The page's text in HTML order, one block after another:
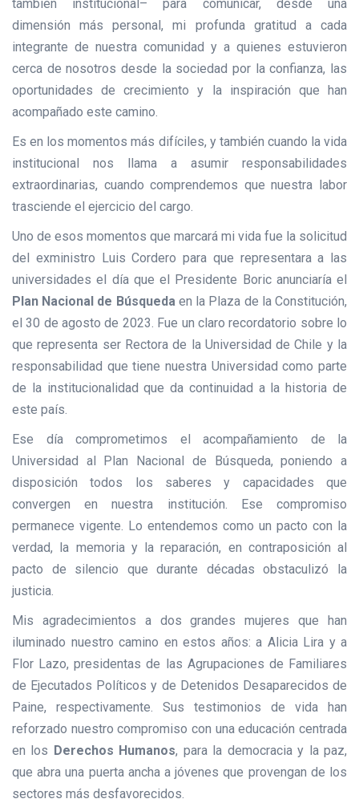
también institucional– para comunicar, desde una
dimensión más personal, mi profunda gratitud a cada
integrante de nuestra comunidad y a quienes estuvieron
cerca de nosotros desde la sociedad por la confianza, las
oportunidades de crecimiento y la inspiración que han
acompañado este camino.
Es en los momentos más difíciles, y también cuando la vida
institucional nos llama a asumir responsabilidades
extraordinarias, cuando comprendemos que nuestra labor
trasciende el ejercicio del cargo.
Uno de esos momentos que marcará mi vida fue la solicitud
del exministro Luis Cordero para que representara a las
universidades el día que el Presidente Boric anunciaría el
Plan Nacional de Búsquedaen la Plaza de la Constitución,
el 30 de agosto de 2023. Fue un claro recordatorio sobre lo
que representa ser Rectora de la Universidad de Chile y la
responsabilidad que tiene nuestra Universidad como parte
de la institucionalidad que da continuidad a la historia de
este país.
Ese día comprometimos el acompañamiento de la
Universidad al Plan Nacional de Búsqueda, poniendo a
disposición todos los saberes y capacidades que
convergen en nuestra institución. Ese compromiso
permanece vigente. Lo entendemos como un pacto con la
verdad, la memoria y la reparación, en contraposición al
pacto de silencio que durante décadas obstaculizó la
justicia.
Mis agradecimientos a dos grandes mujeres que han
iluminado nuestro camino en estos años: a Alicia Lira y a
Flor Lazo, presidentas de las Agrupaciones de Familiares
de Ejecutados Políticos y de Detenidos Desaparecidos de
Paine, respectivamente. Sus testimonios de vida han
reforzado nuestro compromiso con una educación centrada
en los Derechos Humanos, para la democracia y la paz,
que abra una puerta ancha a jóvenes que provengan de los
sectores más desfavorecidos.